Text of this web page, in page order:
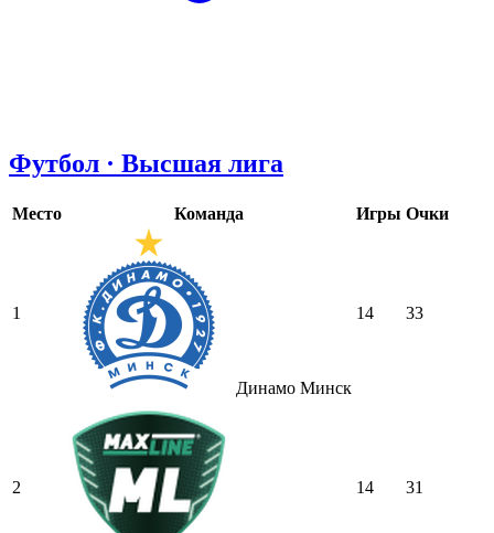
Футбол · Высшая лига
Место Команда Игры Очки
1
Динамо Минск
14 33
2 14 31